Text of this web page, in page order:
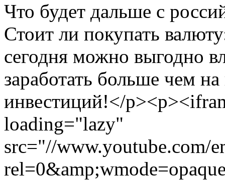
Что будет дальше с
Стоит ли покупать
сегодня можно выгодно
заработать больше чем
инвестиций!</
loading="lazy"
src="//www.youtube.com/